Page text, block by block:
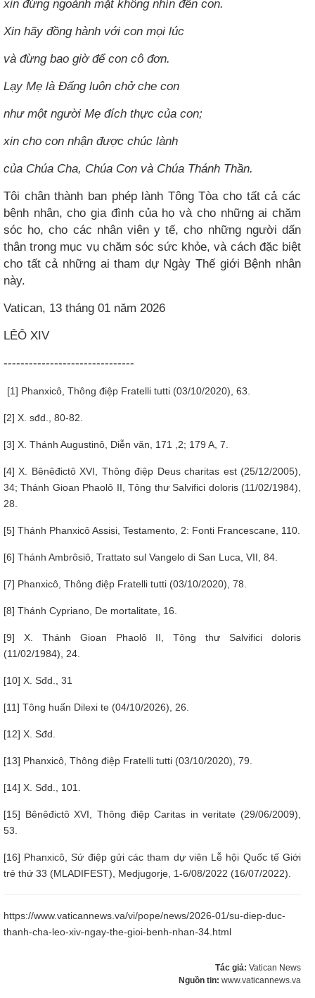
xin đừng ngoảnh mặt không nhìn đến con.
Xin hãy đồng hành với con mọi lúc
và đừng bao giờ để con cô đơn.
Lạy Mẹ là Đấng luôn chở che con
như một người Mẹ đích thực của con;
xin cho con nhận được chúc lành
của Chúa Cha, Chúa Con và Chúa Thánh Thần.
Tôi chân thành ban phép lành Tông Tòa cho tất cả các
bệnh nhân, cho gia đình của họ và cho những ai chăm
sóc họ, cho các nhân viên y tế, cho những người dấn
thân trong mục vụ chăm sóc sức khỏe, và cách đặc biệt
cho tất cả những ai tham dự Ngày Thế giới Bệnh nhân
này.
Vatican, 13 tháng 01 năm 2026
LÊÔ XIV
-------------------------------
[1] Phanxicô, Thông điệp Fratelli tutti (03/10/2020), 63.
[2] X. sđd., 80-82.
[3] X. Thánh Augustinô, Diễn văn, 171 ,2; 179 A, 7.
[4] X. Bênêđictô XVI, Thông điệp Deus charitas est (25/12/2005),
34; Thánh Gioan Phaolô II, Tông thư Salvifici doloris (11/02/1984),
28.
[5] Thánh Phanxicô Assisi, Testamento, 2: Fonti Francescane, 110.
[6] Thánh Ambrôsiô, Trattato sul Vangelo di San Luca, VII, 84.
[7] Phanxicô, Thông điệp Fratelli tutti (03/10/2020), 78.
[8] Thánh Cypriano, De mortalitate, 16.
[9] X. Thánh Gioan Phaolô II, Tông thư Salvifici doloris
(11/02/1984), 24.
[10] X. Sđd., 31
[11] Tông huấn Dilexi te (04/10/2026), 26.
[12] X. Sđd.
[13] Phanxicô, Thông điệp Fratelli tutti (03/10/2020), 79.
[14] X. Sđd., 101.
[15] Bênêđictô XVI, Thông điệp Caritas in veritate (29/06/2009),
53.
[16] Phanxicô, Sứ điệp gửi các tham dự viên Lễ hội Quốc tế Giới
trẻ thứ 33 (MLADIFEST), Medjugorje, 1-6/08/2022 (16/07/2022).
https://www.vaticannews.va/vi/pope/news/2026-01/su-diep-duc-
thanh-cha-leo-xiv-ngay-the-gioi-benh-nhan-34.html
Tác giả: Vatican News
Nguồn tin: www.vaticannews.va